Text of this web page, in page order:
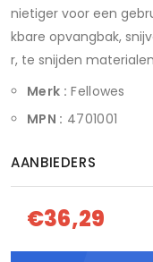
nietiger voor een
kbare opvangbak,
r, te snijden
Merk : Fellowes
MPN : 4701001
AANBIEDERS
€36,29